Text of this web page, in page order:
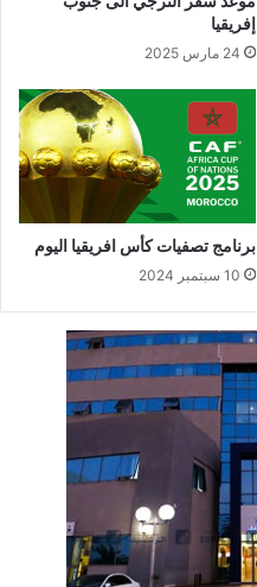
إفريقيا
24 مارس 2025
برنامج تصفيات كأس افريقيا اليوم
10 سبتمبر 2024